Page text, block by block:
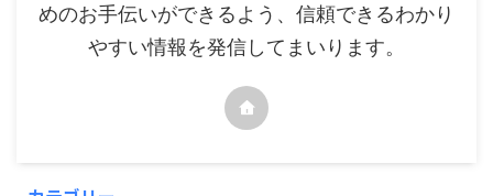
めのお手伝いができるよう、信頼できるわかり
やすい情報を発信してまいります。